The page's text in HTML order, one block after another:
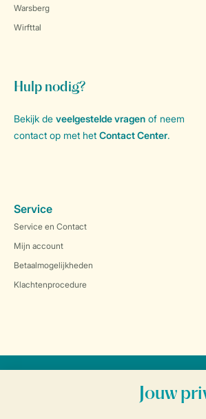
Warsberg
Wirfttal
Hulp nodig?
Bekijk de veelgestelde vragen of neem
contact op met het Contact Center.
Service
Service en Contact
Mijn account
Betaalmogelijkheden
Klachtenprocedure